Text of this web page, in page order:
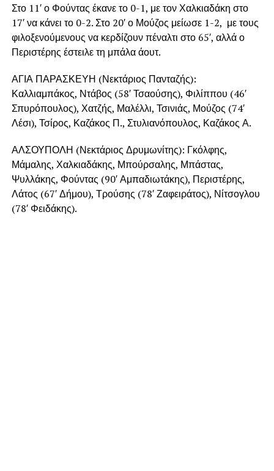
Στο 11′ ο Φούντας έκανε το 0-1, με τον Χαλκιαδάκη στο
17′ να κάνει το 0-2. Στο 20′ ο Μούζος μείωσε 1-2, με τους
φιλοξενούμενους να κερδίζουν πέναλτι στο 65′, αλλά ο
Περιστέρης έστειλε τη μπάλα άουτ.
ΑΓΙΑ ΠΑΡΑΣΚΕΥΗ (Νεκτάριος Πανταζής):
Καλλιαμπάκος, Ντάβος (58′ Τσαούσης), Φιλίππου (46′
Σπυρόπουλος), Χατζής, Μαλέλλι, Τσινιάς, Μούζος (74′
Λέσι), Τσίρος, Καζάκος Π., Στυλιανόπουλος, Καζάκος Α.
ΑΛΣΟΥΠΟΛΗ (Νεκτάριος Δρυμωνίτης): Γκόλφης,
Μάμαλης, Χαλκιαδάκης, Μπούρσαλης, Μπάστας,
Ψυλλάκης, Φούντας (90′ Αμπαδιωτάκης), Περιστέρης,
Λάτος (67′ Δήμου), Τρούσης (78′ Ζαφειράτος), Νίτσογλου
(78′ Φειδάκης).